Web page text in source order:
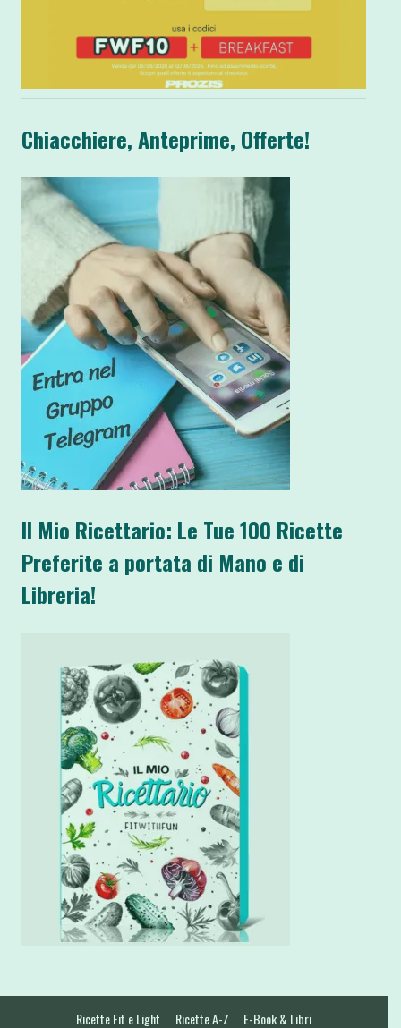
Chiacchiere, Anteprime, Offerte!
Il Mio Ricettario: Le Tue 100 Ricette
Preferite a portata di Mano e di
Libreria!
Ricette Fit e Light Ricette A-Z E-Book & Libri